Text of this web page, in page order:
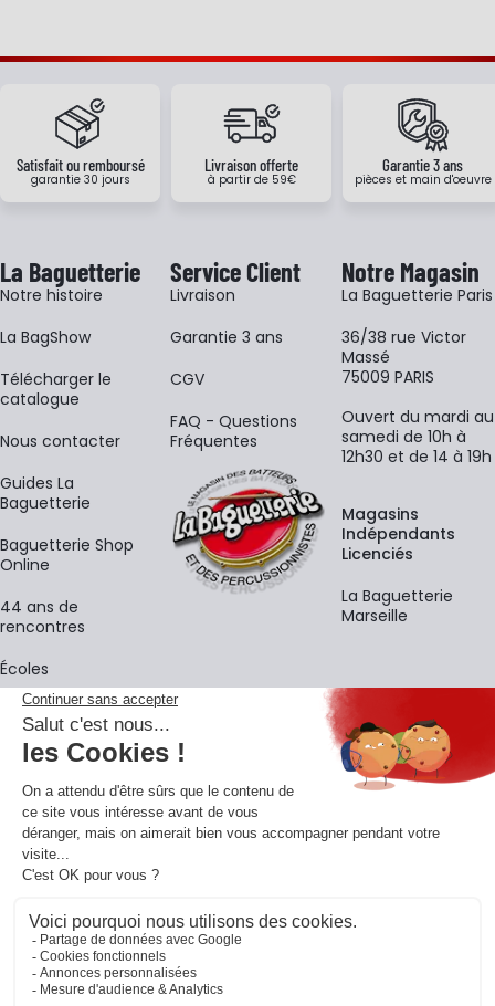
Satisfait ou remboursé
garantie 30 jours
Livraison offerte
à partir de 59€
Garantie 3 ans
pièces et main d'oeuvre
La Baguetterie
Notre histoire
La BagShow
​Télécharger le
catalogue
Nous contacter
Guides La
Baguetterie
Baguetterie Shop
Online
44 ans de
rencontres
Écoles
Service Client
Livraison
Garantie 3 ans
CGV
FAQ - Questions
Fréquentes
Notre Magasin
La Baguetterie Paris
36/38 rue Victor
Massé
75009 PARIS
Ouvert du mardi au
samedi de 10h à
12h30 et de 14 à 19h
Magasins
Indépendants
Licenciés
La Baguetterie
Marseille
La newsletter
Adresse e-mail
En vous inscrivant à notre newsletter, vous acceptez notrepolitique de
confidentialité.
Retrouvons-nous sur